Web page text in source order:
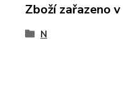
Zboží zařazeno
N